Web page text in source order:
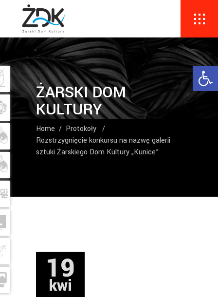
ŻARSKI DOM
KULTURY
Home / Protokoły /
Rozstrzygnięcie konkursu na nazwę galerii
sztuki Żarskiego Dom Kultury „Kunice”
19
kwi